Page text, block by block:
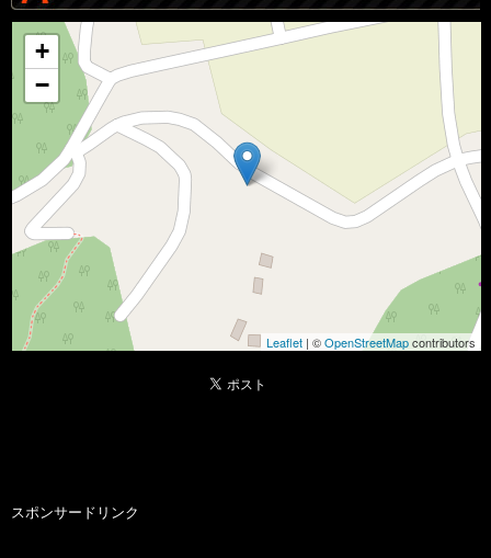
+
−
Leaflet | ©OpenStreetMapcontributors
スポンサードリンク